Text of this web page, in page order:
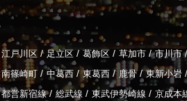
江戸川区 / 足立区 / 葛飾区 / 草加市 / 市川市 /
南篠崎町 / 中葛西 / 東葛西 / 鹿骨 / 東新小岩 /
都営新宿線 / 総武線 / 東武伊勢崎線 / 京成本